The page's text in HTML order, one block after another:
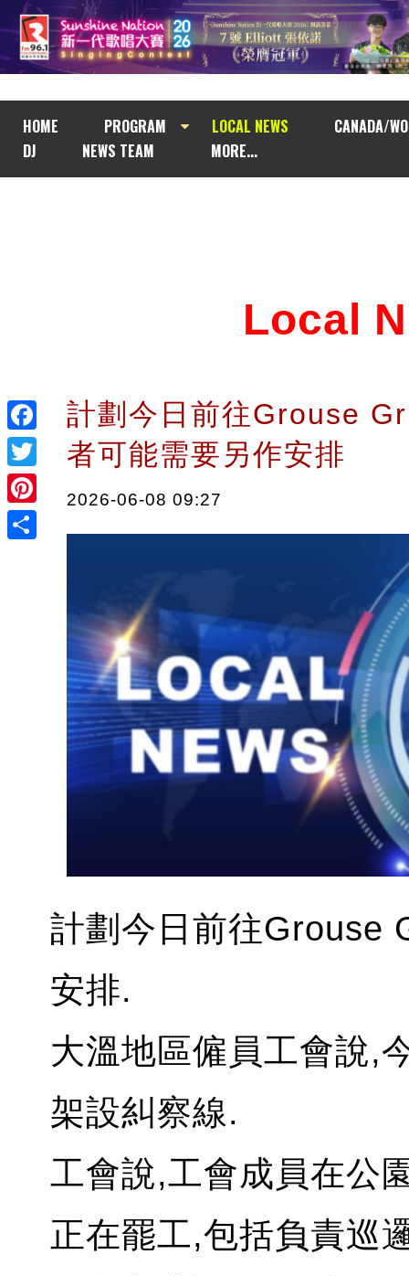
HOME PROGRAM LOCAL NEWS
CANADA/
DJ
NEWS TEAM MORE...
Facebook
Twitter
Pinterest
Local
計劃今日前往Grouse
者可能需要另作安排
2026-06-08 09:27
計劃今日前往Grouse
安排.
大溫地區僱員工會說,
架設糾察線.
工會說,工會成員在公
正在罷工,包括負責巡